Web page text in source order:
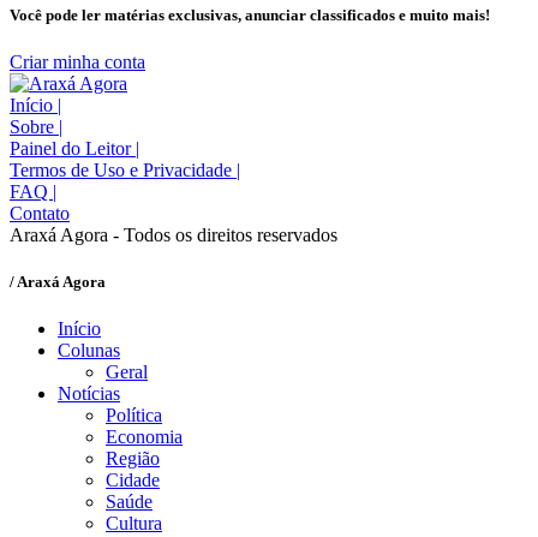
Você pode ler matérias exclusivas, anunciar classificados e muito mais!
Criar minha conta
Início |
Sobre |
Painel do Leitor |
Termos de Uso e Privacidade |
FAQ |
Contato
Araxá Agora - Todos os direitos reservados
/ Araxá Agora
Início
Colunas
Geral
Notícias
Política
Economia
Região
Cidade
Saúde
Cultura